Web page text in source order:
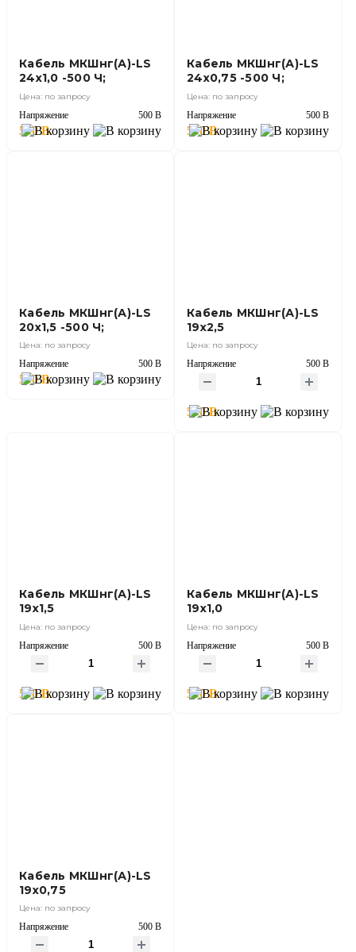
500 В
Кабель МКШнг(А)-LS
24х1,0 -500 Ч;
Цена: по запросу
Напряжение 500 В
500 В
Кабель МКШнг(А)-LS
24х0,75 -500 Ч;
Цена: по запросу
Напряжение 500 В
500 В
Кабель МКШнг(А)-LS
20х1,5 -500 Ч;
Цена: по запросу
Напряжение 500 В
500 В
Кабель МКШнг(А)-LS
19х2,5
Цена: по запросу
Напряжение 500 В
500 В
Кабель МКШнг(А)-LS
19х1,5
Цена: по запросу
Напряжение 500 В
500 В
Кабель МКШнг(А)-LS
19х1,0
Цена: по запросу
Напряжение 500 В
Кабель МКШнг(А)-LS
19х0,75
Цена: по запросу
Напряжение 500 В